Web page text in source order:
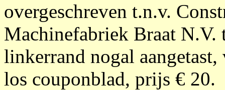
overgeschreven t.n.v.
Machinefabriek Braat N.V.
linkerrand nogal
los couponblad, prijs € 20.